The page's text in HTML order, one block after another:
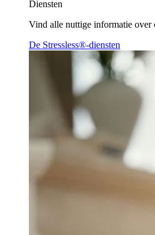
Diensten
Vind alle nuttige informatie over
De Stressless®-diensten